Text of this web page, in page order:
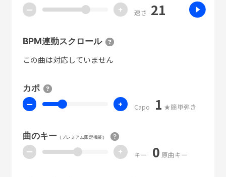
ー + 速さ 21
BPM連動スクロール
この曲は対応していません
カポ
ー + Capo 1 ★簡単弾き
曲のキー（プレミアム限定機能）
ー + キー 0 原曲キー